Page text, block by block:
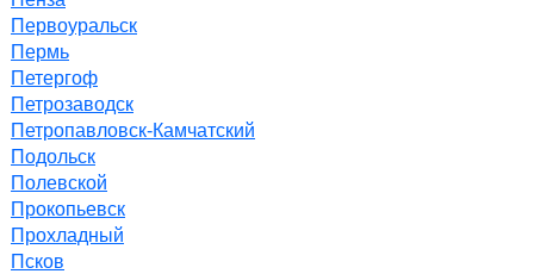
Первоуральск
Пермь
Петергоф
Петрозаводск
Петропавловск-Камчатский
Подольск
Полевской
Прокопьевск
Прохладный
Псков